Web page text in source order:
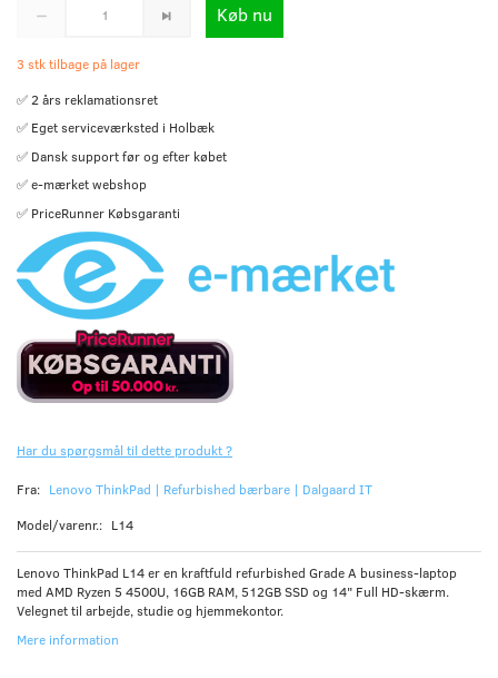
Køb nu
3 stk tilbage på lager
✅ 2 års reklamationsret
✅ Eget serviceværksted i Holbæk
✅ Dansk support før og efter købet
✅ e-mærket webshop
✅ PriceRunner Købsgaranti
Har du spørgsmål til dette produkt ?
Fra: Lenovo ThinkPad | Refurbished bærbare | Dalgaard IT
Model/varenr.: L14
Lenovo ThinkPad L14 er en kraftfuld refurbished Grade A business-laptop
med AMD Ryzen 5 4500U, 16GB RAM, 512GB SSD og 14" Full HD-skærm.
Velegnet til arbejde, studie og hjemmekontor.
Mere information